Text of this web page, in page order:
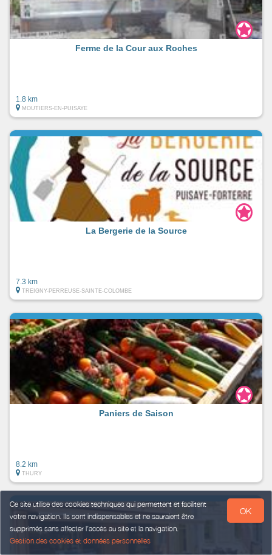
Ce site utilise des cookies techniques qui permettent et facilitent
votre navigation. Ils sont indispensables et ne sauraient être
supprimés sans affecter l’accès au site et la navigation.
Gestion des cookies et données personnelles
OK
Ferme de la Cour aux Roches
1.8 km
MOUTIERS-EN-PUISAYE
La Bergerie de la Source
7.3 km
TREIGNY-PERREUSE-SAINTE-COLOMBE
Paniers de Saison
8.2 km
THURY